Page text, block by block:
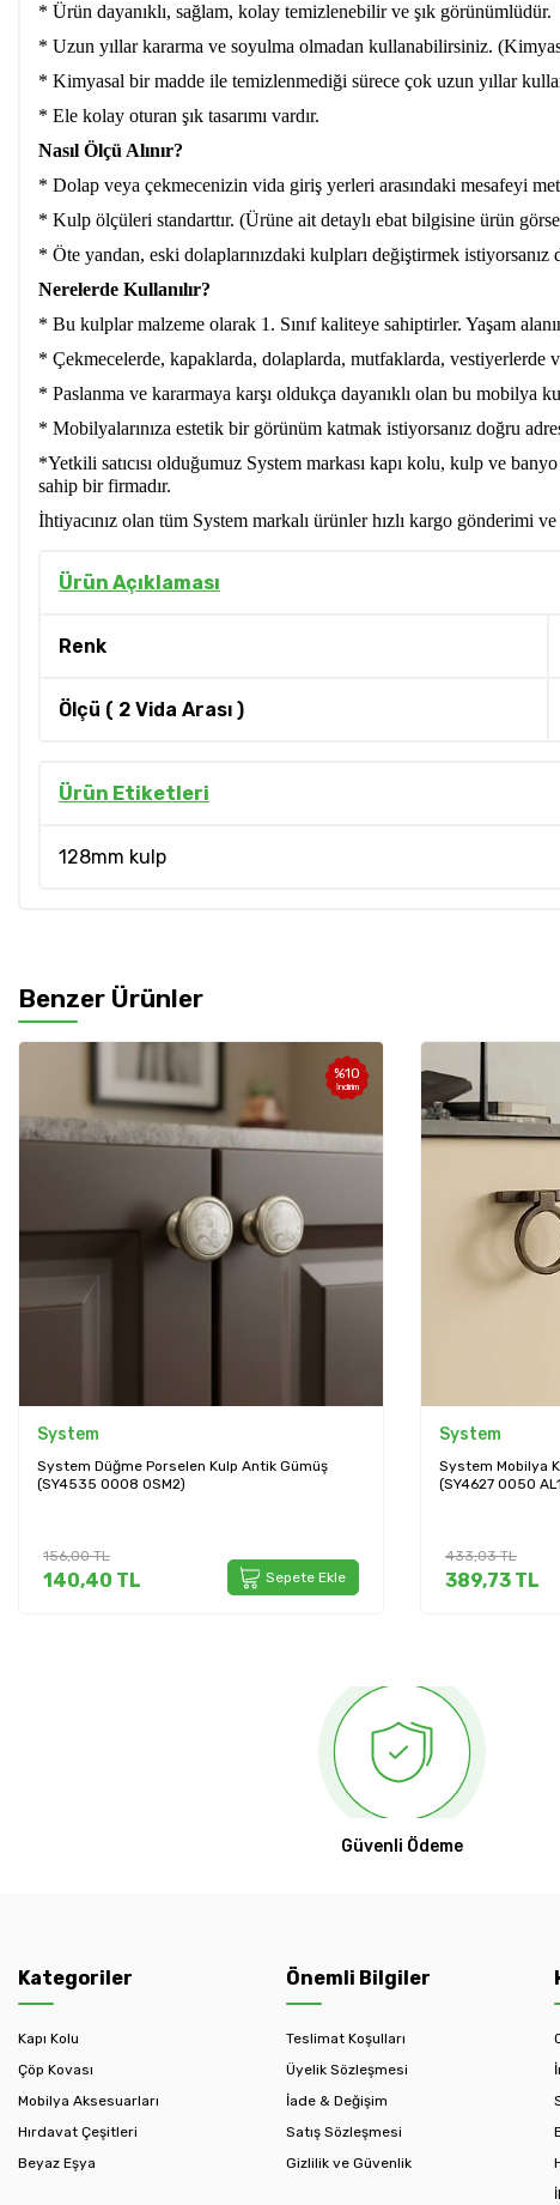
* Ürün dayanıklı, sağlam, kolay temizlenebilir ve şık görünümlüdür.
* Uzun yıllar kararma ve soyulma olmadan kullanabilirsiniz.
* Kimyasal bir madde ile temizlenmediği sürece çok uzun yıllar
* Ele kolay oturan şık tasarımı vardır.
Nasıl Ölçü Alınır?
* Dolap veya çekmecenizin vida giriş yerleri arasındaki mesafeyi
* Kulp ölçüleri standarttır. (Ürüne ait detaylı ebat bilgisine ürün
* Öte yandan, eski dolaplarınızdaki kulpları değiştirmek
Nerelerde Kullanılır?
* Bu kulplar malzeme olarak 1. Sınıf kaliteye sahiptirler. Yaşam
* Çekmecelerde, kapaklarda, dolaplarda, mutfaklarda, vestiyerlerde
* Paslanma ve kararmaya karşı oldukça dayanıklı olan bu mobilya
* Mobilyalarınıza estetik bir görünüm katmak istiyorsanız doğru
*Yetkili satıcısı olduğumuz System markası kapı kolu, kulp ve
sahip bir firmadır.
İhtiyacınız olan tüm System markalı ürünler hızlı kargo gönderimi
Ürün Açıklaması
Renk
Ölçü ( 2 Vida Arası )
Ürün Etiketleri
128mm kulp
Benzer Ürünler
%10
İndirim
System
System Düğme Porselen Kulp Antik Gümüş
(SY4535 0008 OSM2)
156,00TL
140,40 TL Sepete Ekle
System
System Mobilya
(SY4627 0050
433,03TL
389,73 TL
Güvenli Ödeme
Kategoriler
Kapı Kolu
Çöp Kovası
Mobilya Aksesuarları
Hırdavat Çeşitleri
Beyaz Eşya
Önemli Bilgiler
Teslimat Koşulları
Üyelik Sözleşmesi
İade & Değişim
Satış Sözleşmesi
Gizlilik ve Güvenlik